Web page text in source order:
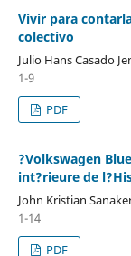
Vivir para
colectivo
Julio Hans Casado
1-9
PDF
?Volkswagen
int?rieure de
John Kristian
1-14
PDF